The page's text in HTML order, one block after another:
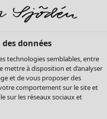
données
technologies semblables, entre
mettre à disposition et d’analyser
et de vous proposer des
comportement sur le site et
sur les réseaux sociaux et